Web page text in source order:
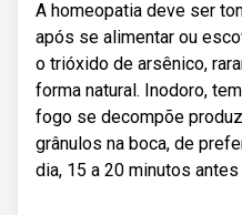
A homeopatia deve ser
após se alimentar ou
o trióxido de arsênico,
forma natural. Inodoro,
fogo se decompõe
grânulos na boca, de
dia, 15 a 20 minutos